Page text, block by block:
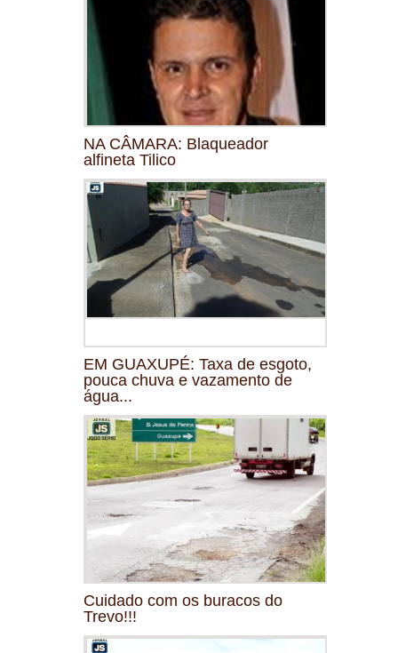
NA CÂMARA: Blaqueador
alfineta Tilico
EM GUAXUPÉ: Taxa de esgoto,
pouca chuva e vazamento de
água...
Cuidado com os buracos do
Trevo!!!